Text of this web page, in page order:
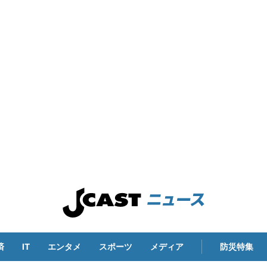
IT エンタメ スポーツ メディア 防災特集